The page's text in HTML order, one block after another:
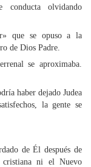
olvidando
que se opuso a la
de Dios Padre.
se aproximaba.
haber dejado Judea
la gente se
de Él después de
cristiana ni el Nuevo